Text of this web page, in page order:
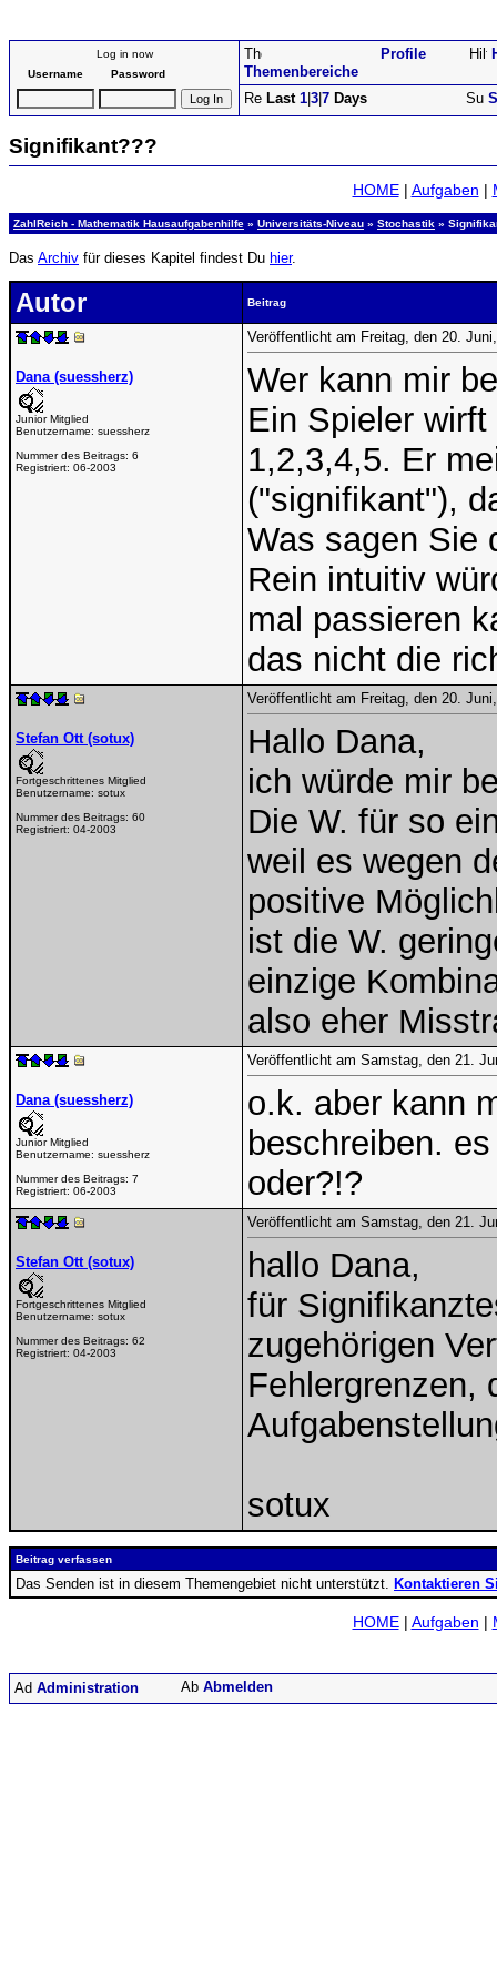
Log in now
Username
Password Themenbereiche
Profile
Last 1 3 7 Days
Signifikant???
HOME| Aufgaben |
ZahlReich - Mathematik Hausaufgabenhilfe » Universitäts-Niveau » Stochastik »
Das Archiv für dieses Kapitel findest Du hier.
Autor Beitrag
Dana (suessherz)
Junior Mitglied
Benutzername: suessherz
Nummer des Beitrags: 6
Registriert: 06-2003
Veröffentlicht am Freitag, den 20.
Wer kann mir
Ein Spieler
1,2,3,4,5. Er
("signifikant"),
Was sagen Sie
Rein intuitiv
mal passieren
das nicht die
Stefan Ott (sotux)
Fortgeschrittenes Mitglied
Benutzername: sotux
Nummer des Beitrags: 60
Registriert: 04-2003
Veröffentlicht am Freitag, den 20.
Hallo Dana,
ich würde mir
Die W. für so
weil es wegen
positive
ist die W.
einzige
also eher
Dana (suessherz)
Junior Mitglied
Benutzername: suessherz
Nummer des Beitrags: 7
Registriert: 06-2003
Veröffentlicht am Samstag, den 21.
o.k. aber kann
beschreiben.
oder?!?
Stefan Ott (sotux)
Fortgeschrittenes Mitglied
Benutzername: sotux
Nummer des Beitrags: 62
Registriert: 04-2003
Veröffentlicht am Samstag, den 21.
hallo Dana,
für
zugehörigen
Fehlergrenzen,
sotux
Beitrag verfassen
Das Senden ist in diesem Themengebiet nicht unterstützt. Kontaktieren
HOME| Aufgaben |
Administration Abmelden